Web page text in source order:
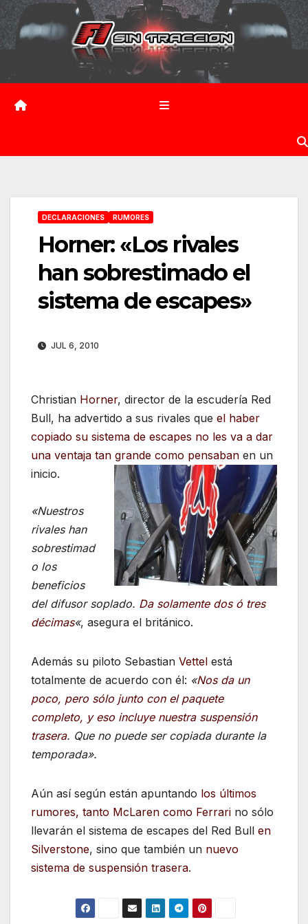
Saltar
contenido
DECLARACIONES RUMORES
Horner: «Los rivales
han sobrestimado el
sistema de escapes»
JUL 6, 2010
Christian Horner, director de la escudería Red
Bull, ha advertido a sus rivales que el haber
copiado su sistema de escapes no les va a dar
una ventaja tan grande como pensaban en un
inicio.
«Nuestros
rivales han
sobrestimad
o los
beneficios
del difusor soplado. Da solamente dos ó tres
décimas«, asegura el británico.
Además su piloto Sebastian Vettel está
totalmente de acuerdo con él: «Nos da un
poco, pero sólo junto con el paquete
completo, y eso incluye nuestra suspensión
trasera. Que no puede ser copiada durante la
temporada».
Aún así según están apuntando los últimos
rumores, tanto McLaren como Ferrari no sólo
llevarán el sistema de escapes del Red Bull en
Silverstone, sino que también un nuevo
sistema de suspensión trasera.